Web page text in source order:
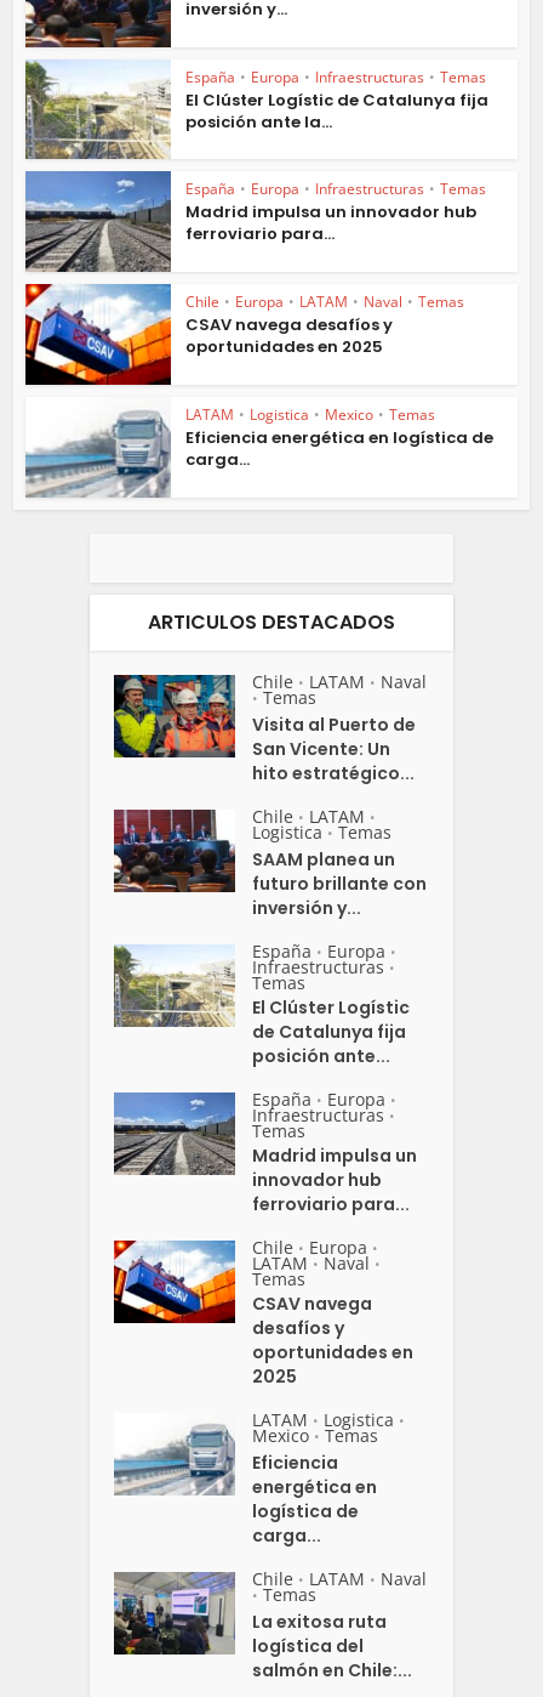
inversión y...
España • Europa • Infraestructuras • Temas
El Clúster Logístic de Catalunya fija
posición ante la...
España • Europa • Infraestructuras • Temas
Madrid impulsa un innovador hub
ferroviario para...
Chile • Europa • LATAM • Naval • Temas
CSAV navega desafíos y
oportunidades en 2025
LATAM • Logistica • Mexico • Temas
Eficiencia energética en logística de
carga...
ARTICULOS DESTACADOS
Chile • LATAM • Naval
• Temas
Visita al Puerto de
San Vicente: Un
hito estratégico...
Chile • LATAM •
Logistica • Temas
SAAM planea un
futuro brillante con
inversión y...
España • Europa •
Infraestructuras •
Temas
El Clúster Logístic
de Catalunya fija
posición ante...
España • Europa •
Infraestructuras •
Temas
Madrid impulsa un
innovador hub
ferroviario para...
Chile • Europa •
LATAM • Naval •
Temas
CSAV navega
desafíos y
oportunidades en
2025
LATAM • Logistica •
Mexico • Temas
Eficiencia
energética en
logística de
carga...
Chile • LATAM • Naval
• Temas
La exitosa ruta
logística del
salmón en Chile:...